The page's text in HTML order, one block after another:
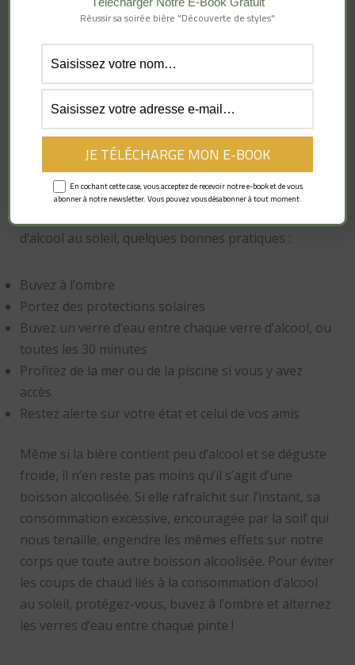
Si vous en ressentez un, mettez-vous à l’ombre et
allongez-vous ou faites un tour dans la piscine ou la
mer, accompagné de quelqu’un bien sûr ! Faites
surveiller votre état et buvez de l’eau sans excès.
Une hydratation trop importante en une fois peut
également être fatale, surtout si le corps est
déshydraté.
d’alcool au soleil, quelques bonnes pratiques :
Buvez à l’ombre
Portez des protections solaires
Buvez un verre d’eau entre chaque verre d’alcool, ou
toutes les 30 minutes
Profitez de la mer ou de la piscine si vous y avez
accès
Restez alerte sur votre état et celui de vos amis
Même si la bière contient peu d’alcool et se déguste
froide, il n’en reste pas moins qu’il s’agit d’une
boisson alcoolisée. Si elle rafraîchit sur l’instant, sa
consommation excessive, encouragée par la soif qui
nous tenaille, engendre les mêmes effets sur notre
corps que toute autre boisson alcoolisée. Pour éviter
les coups de chaud liés à la consommation d’alcool
au soleil, protégez-vous, buvez à l’ombre et alternez
les verres d’eau entre chaque pinte !
Réussir sa soirée bière "Découverte de styles"
En cochant cette case, vous acceptez de recevoir notre e-book et de vous
abonner à notre newsletter. Vous pouvez vous désabonner à tout moment.